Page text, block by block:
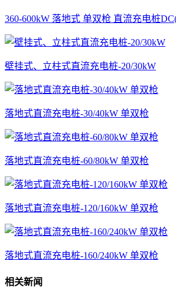
360-600kW 落地式 单双枪 直流充电桩
壁挂式、立柱式直流充电桩-20/30kW
落地式直流充电桩-30/40kW 单双枪
落地式直流充电桩-60/80kW 单双枪
落地式直流充电桩-120/160kW 单双枪
落地式直流充电桩-160/240kW 单双枪
相关新闻